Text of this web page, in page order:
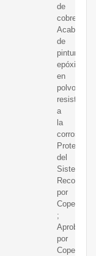
de
cobre.
Acabado
de
pintura
epóxica
en
polvo
resistente
a
la
corrosión.
del
Sistema
por
Copeland
;
Aprobados
por
Copeland